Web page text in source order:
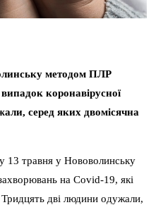
методом ПЛР
коронавірусної
серед яких двомісячна
13 травня у Нововолинську
на Covid-19, які
дві людини одужали,